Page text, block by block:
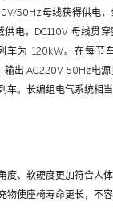
50Hz母线获得供电
供电，DC110V 母线贯
车为 120kW。在每节
输出 AC220V 50Hz电
车。长编组电气系统相
度、软硬度更加符合人
物使座椅寿命更长，不容